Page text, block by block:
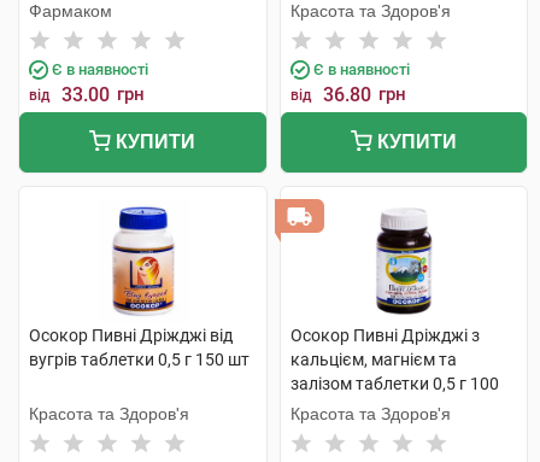
Фармаком
Є в наявності
від 33.00 грн
КУПИТИ
Красота та Здоров'я
Є в наявності
від 36.80 грн
КУПИТИ
Осокор Пивні Дріжджі від
вугрів таблетки 0,5 г 150 шт
Красота та Здоров'я
Осокор Пивні Дріжджі з
кальцієм, магнієм та
залізом таблетки 0,5 г 100
шт
Красота та Здоров'я